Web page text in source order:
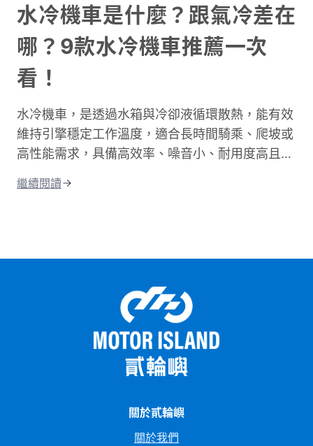
道路類型所需的時間、說明影響通勤的主要因素。
同時也會分享實用的時間規劃技巧，讓你每天出門
前都能準確估算所需時間。不論你是新手騎士還是
資深通勤族，都能找到適合自己的參考資訊！
水冷機車是什麼？跟氣冷差在
哪？9款水冷機車推薦一次
看！
水冷機車，是透過水箱與冷卻液循環散熱，能有效
維持引擎穩定工作溫度，適合長時間騎乘、爬坡或
高性能需求，具備高效率、噪音小、耐用度高且更
佳，能減少熱衰竭。這篇文章將從水冷引擎的運作
繼續閱讀
關於貳輪嶼
關於我們